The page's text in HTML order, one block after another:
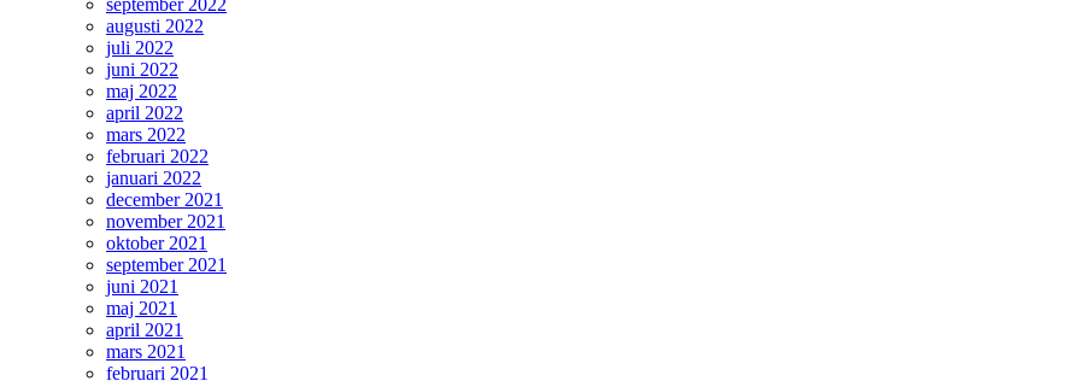
september 2022
augusti 2022
juli 2022
juni 2022
maj 2022
april 2022
mars 2022
februari 2022
januari 2022
december 2021
november 2021
oktober 2021
september 2021
juni 2021
maj 2021
april 2021
mars 2021
februari 2021